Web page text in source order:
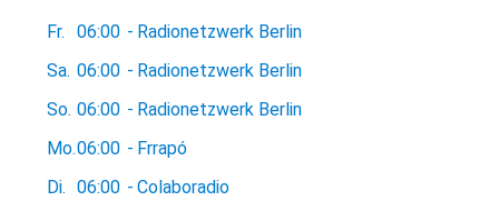
Fr. 06:00 - Radionetzwerk Berlin
Sa. 06:00 - Radionetzwerk Berlin
So. 06:00 - Radionetzwerk Berlin
Mo.06:00 - Frrapó
Di.
06:00 - Colaboradio